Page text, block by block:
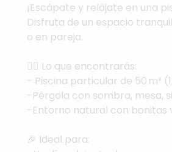
¡Escápate y relájate en una
Disfruta de un espacio
o en pareja.
🏊‍♂️ Lo que encontrarás:
- Piscina particular de 50 m³
-Pérgola con sombra, mesa,
-Entorno natural con bonitas
🎉 Ideal para: